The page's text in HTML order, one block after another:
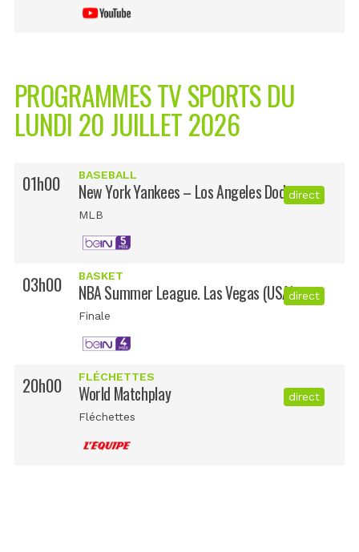
PROGRAMMES TV SPORTS DU
LUNDI 20 JUILLET 2026
01h00 BASEBALL
New York Yankees – Los Angeles Dodgers
MLB
direct
03h00 BASKET
NBA Summer League. Las Vegas (USA)
Finale
direct
20h00 FLÉCHETTES
World Matchplay
Fléchettes
direct